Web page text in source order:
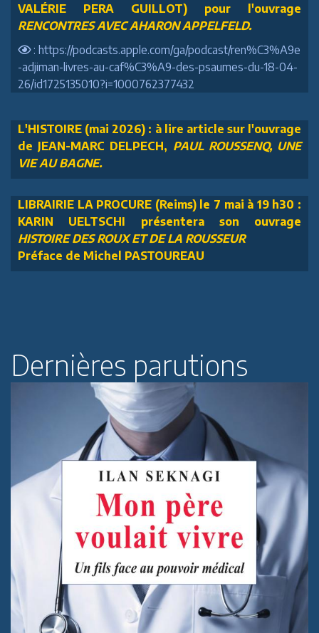
VALÉRIE PERA GUILLOT) pour l'ouvrage
RENCONTRES AVEC AHARON APPELFELD.
: https://podcasts.apple.com/ga/podcast/ren%C3%A9e
-adjiman-livres-au-caf%C3%A9-des-psaumes-du-18-04-
26/id1725135010?i=1000762377432
L'HISTOIRE (mai 2026) : à lire article sur l'ouvrage
de JEAN-MARC DELPECH, PAUL ROUSSENQ, UNE
VIE AU BAGNE.
LIBRAIRIE LA PROCURE (Reims) le 7 mai à 19 h30 :
KARIN UELTSCHI présentera son ouvrage
HISTOIRE DES ROUX ET DE LA ROUSSEUR
Préface de Michel PASTOUREAU
Dernières parutions